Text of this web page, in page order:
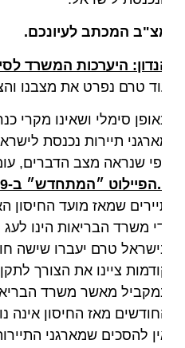
המכתב לעיונכם.
היערכות המשרד
טרם נפרט את מצבנו
סימלי ושאינו מקרי
תיירות נכנסת לישראל.
שנראה מצב הדברים, עומד
שמאז מועד החיסון
משרד הבריאות הינו לעג
טרם יעברו שישה
ציינו את הצורך לתקן
מאז החיסון אינה
להסכים שמארגני התיירות